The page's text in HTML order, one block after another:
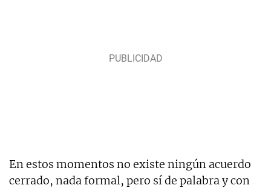
En estos momentos no existe ningún acuerdo
cerrado, nada formal, pero sí de palabra y con